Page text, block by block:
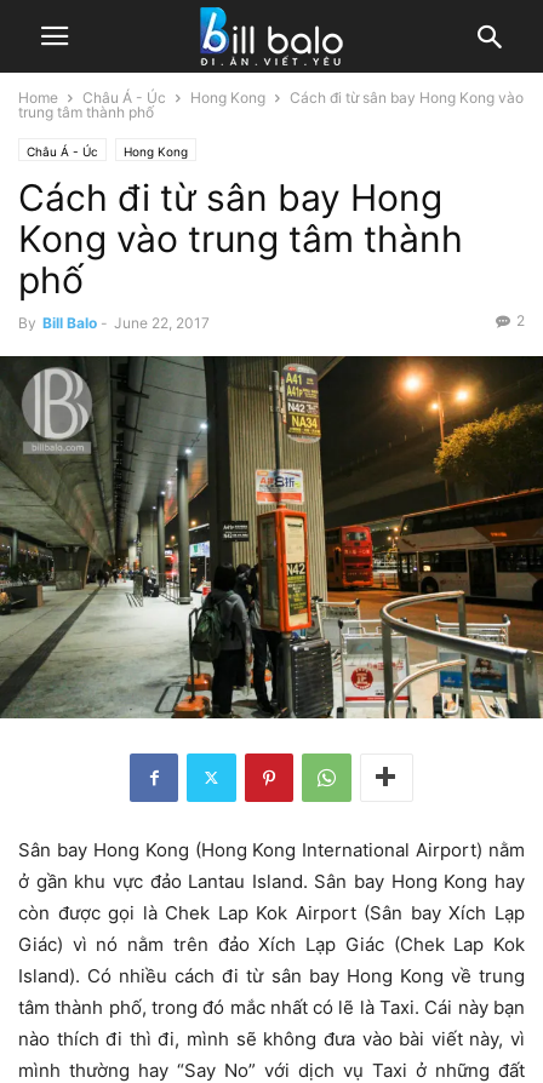
Home Châu Á - Úc Hong Kong
Cách đi từ sân bay Hong Kong vào
trung tâm thành phố
Châu Á - Úc Hong Kong
Cách đi từ sân bay Hong
Kong vào trung tâm thành
phố
By Bill Balo - June 22, 2017 2
Sân bay Hong Kong (Hong Kong International Airport) nằm
ở gần khu vực đảo Lantau Island. Sân bay Hong Kong hay
còn được gọi là Chek Lap Kok Airport (Sân bay Xích Lạp
Giác) vì nó nằm trên đảo Xích Lạp Giác (Chek Lap Kok
Island). Có nhiều cách đi từ sân bay Hong Kong về trung
tâm thành phố, trong đó mắc nhất có lẽ là Taxi. Cái này bạn
nào thích đi thì đi, mình sẽ không đưa vào bài viết này, vì
mình thường hay “Say No” với dịch vụ Taxi ở những đất